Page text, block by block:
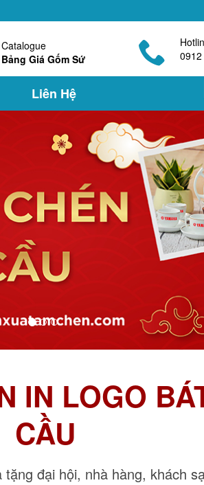
Catalogue
Bảng Giá Gốm Sứ
Liên Hệ
IN LOGO
CẦU
đại hội, nhà hàng, khách